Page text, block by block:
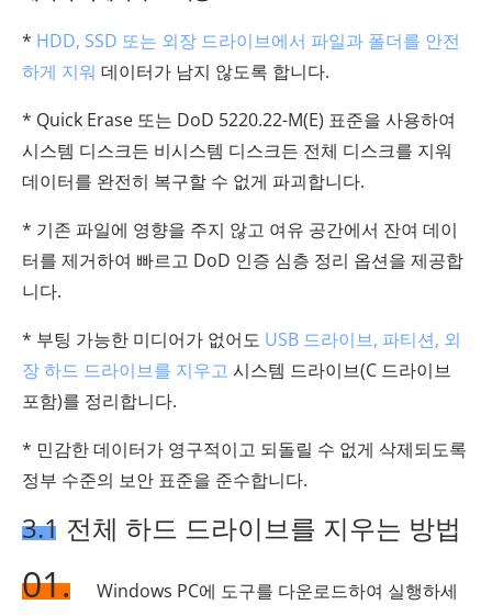
* HDD, SSD 또는 외장 드라이브에서 파일과 폴더를 안전
하게 지워 데이터가 남지 않도록 합니다.
* Quick Erase 또는 DoD 5220.22-M(E) 표준을 사용하여
시스템 디스크든 비시스템 디스크든 전체 디스크를 지워
데이터를 완전히 복구할 수 없게 파괴합니다.
* 기존 파일에 영향을 주지 않고 여유 공간에서 잔여 데이
터를 제거하여 빠르고 DoD 인증 심층 정리 옵션을 제공합
니다.
* 부팅 가능한 미디어가 없어도 USB 드라이브, 파티션, 외
장 하드 드라이브를 지우고 시스템 드라이브(C 드라이브
포함)를 정리합니다.
* 민감한 데이터가 영구적이고 되돌릴 수 없게 삭제되도록
정부 수준의 보안 표준을 준수합니다.
3.1 전체 하드 드라이브를 지우는 방법
01.
Windows PC에 도구를 다운로드하여 실행하세